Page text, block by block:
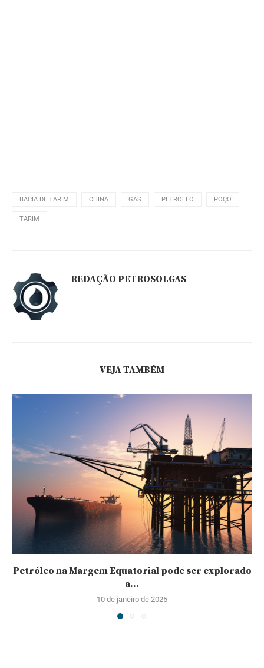
BACIA DE TARIM CHINA GAS PETROLEO POÇO
TARIM
REDAÇÃO PETROSOLGAS
VEJA TAMBÉM
Petróleo na Margem Equatorial pode ser explorado
a...
10 de janeiro de 2025